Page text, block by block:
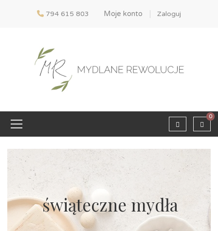
794 615 803 Moje konto Zaloguj
0
świąteczne mydła